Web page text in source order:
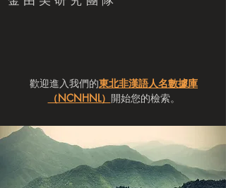
歡迎進入我們的東北非漢語人名數據庫
（NCNHNL） 開始您的檢索。